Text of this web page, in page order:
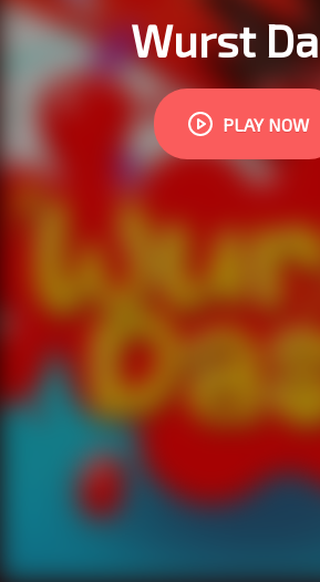
Wurst
PLAY NOW